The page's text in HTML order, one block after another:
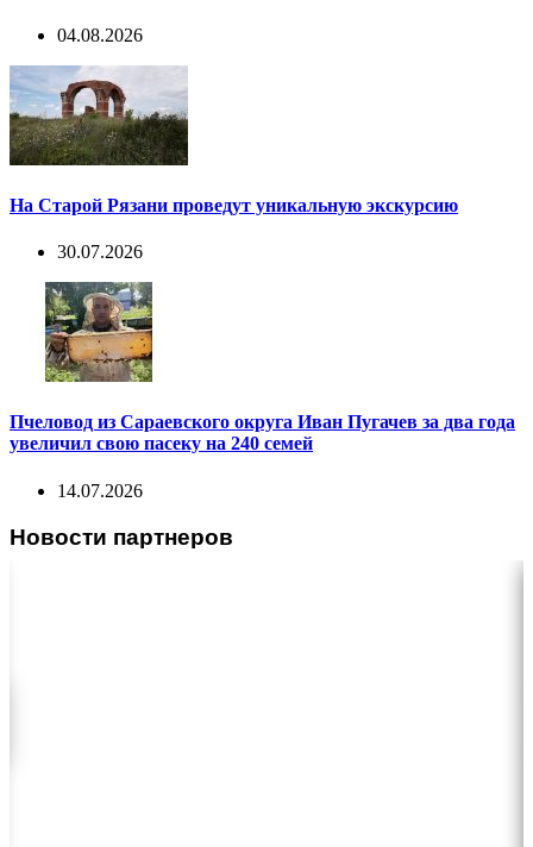
04.08.2026
На Старой Рязани проведут уникальную экскурсию
30.07.2026
Пчеловод из Сараевского округа Иван Пугачев за два года
увеличил свою пасеку на 240 семей
14.07.2026
Новости партнеров